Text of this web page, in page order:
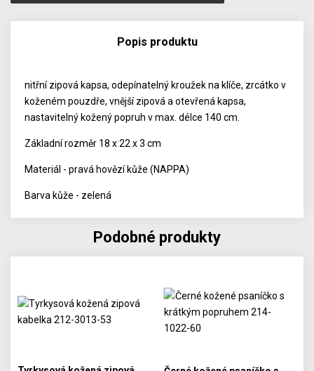
Popis produktu
nitřní zipová kapsa, odepínatelný kroužek na klíče, zrcátko v
koženém pouzdře, vnější zipová a otevřená kapsa,
nastavitelný kožený popruh v max. délce 140 cm.
Základní rozměr 18 x 22 x 3 cm
Materiál - pravá hovězí kůže (NAPPA)
Barva kůže - zelená
Podobné produkty